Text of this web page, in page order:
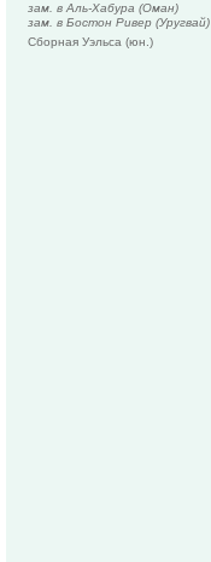
зам. в Аль-Хабура (Оман)
зам. в Бостон Ривер (Уругвай)
Сборная Уэльса (юн.)